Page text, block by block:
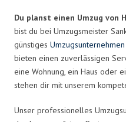
Du planst einen Umzug von
bist du bei Umzugsmeister
günstiges Umzugsunternehmen
bieten einen zuverlässigen
eine Wohnung, ein Haus oder
stehen dir mit unserem
Unser professionelles